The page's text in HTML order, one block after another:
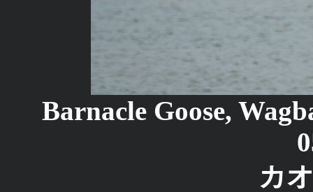
Barnacle Goose,
カ